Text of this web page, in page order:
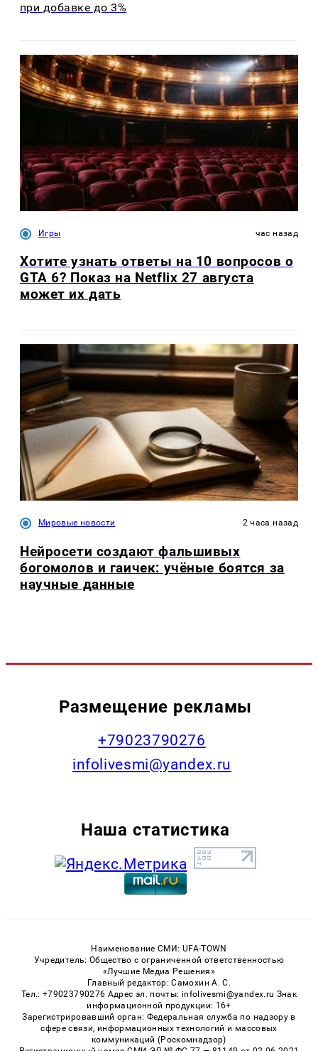
при добавке до 3%
Игры час назад
Хотите узнать ответы на 10 вопросов о
GTA 6? Показ на Netflix 27 августа
может их дать
Мировые новости 2 часа назад
Нейросети создают фальшивых
богомолов и гаичек: учёные боятся за
научные данные
Размещение рекламы
+79023790276
infolivesmi@yandex.ru
Наша статистика
Наименование СМИ: UFA-TOWN
Учредитель: Общество с ограниченной ответственностью
«Лучшие Медиа Решения»
Главный редактор: Самохин А. С.
Тел.: +79023790276 Адрес эл. почты: infolivesmi@yandex.ru Знак
информационной продукции: 16+
Зарегистрировавший орган: Федеральная служба по надзору в
сфере связи, информационных технологий и массовых
коммуникаций (Роскомнадзор)